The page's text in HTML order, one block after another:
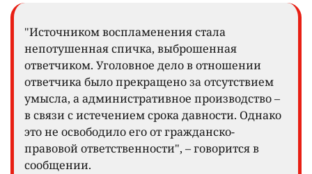
"Источником воспламенения стала
непотушенная спичка, выброшенная
ответчиком. Уголовное дело в отношении
ответчика было прекращено за отсутствием
умысла, а административное производство –
в связи с истечением срока давности. Однако
это не освободило его от гражданско-
правовой ответственности", – говорится в
сообщении.